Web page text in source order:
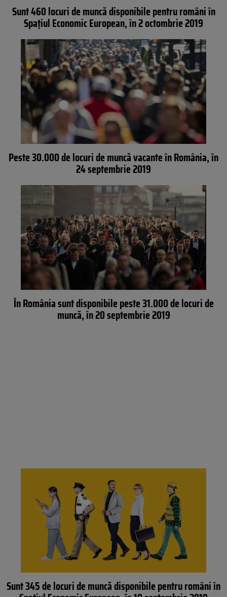
Sunt 460 locuri de muncă disponibile pentru români în
Spaţiul Economic European, în 2 octombrie 2019
Peste 30.000 de locuri de muncă vacante în România, în
24 septembrie 2019
În România sunt disponibile peste 31.000 de locuri de
muncă, în 20 septembrie 2019
Sunt 345 de locuri de muncă disponibile pentru români în